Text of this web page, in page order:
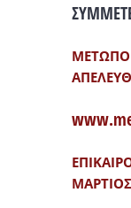
ΜΕΤΩΠΟ